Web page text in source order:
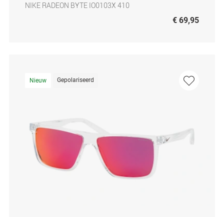
NIKE RADEON BYTE IO0103X 410
€ 69,95
Nieuw Gepolariseerd